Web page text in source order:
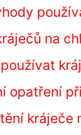
na
opatření
kráječe